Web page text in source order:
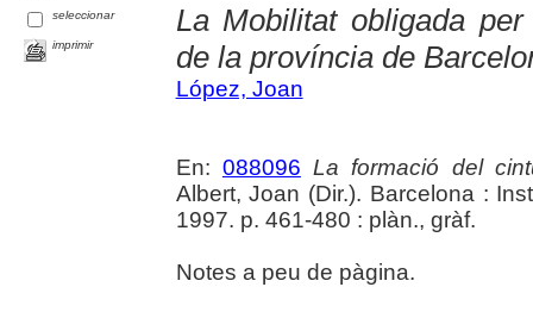
seleccionar
imprimir
La Mobilitat obligada
de la província de
López, Joan
En: 088096 La formació del
Albert, Joan (Dir.). Barcelona :
1997. p. 461-480 : plàn., gràf.
Notes a peu de pàgina.